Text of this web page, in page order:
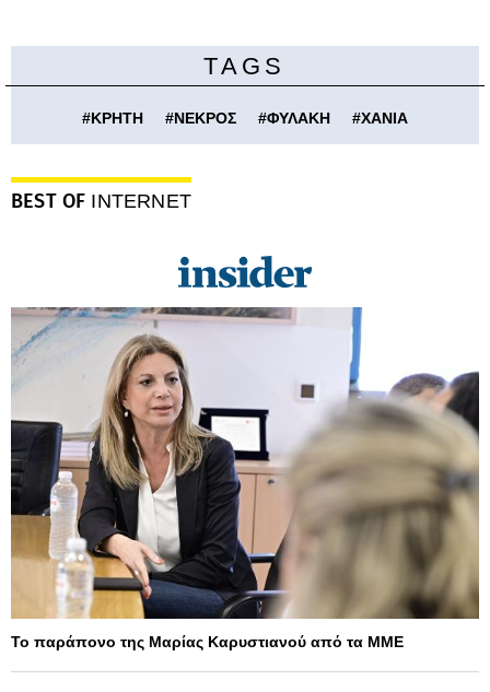
TAGS
#ΚΡΗΤΗ #ΝΕΚΡΟΣ #ΦΥΛΑΚΗ #ΧΑΝΙΑ
BEST OF INTERNET
Το παράπονο της Μαρίας Καρυστιανού από τα ΜΜΕ